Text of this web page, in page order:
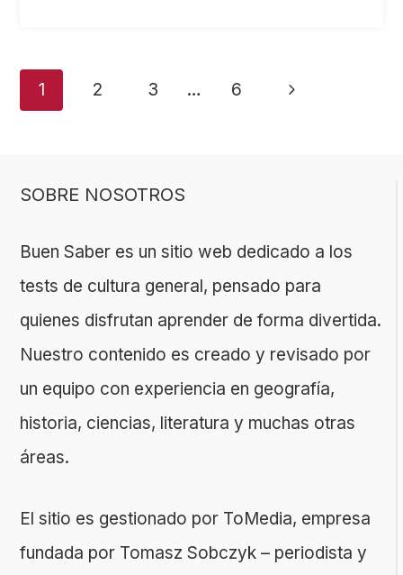
Navegación
1 2 3 … 6
Siguiente
SOBRE NOSOTROS
Buen Saber es un sitio web dedicado a los
tests de cultura general, pensado para
quienes disfrutan aprender de forma divertida.
Nuestro contenido es creado y revisado por
un equipo con experiencia en geografía,
historia, ciencias, literatura y muchas otras
áreas.
El sitio es gestionado por ToMedia, empresa
fundada por Tomasz Sobczyk – periodista y